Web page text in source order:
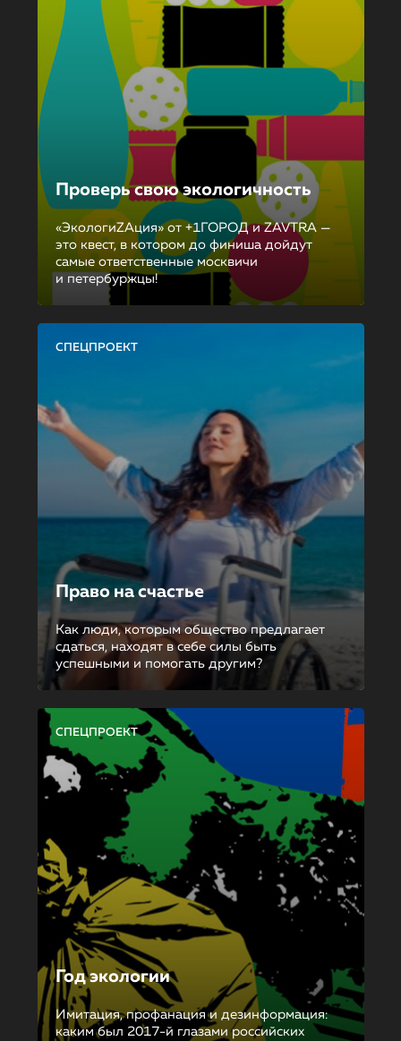
Проверь свою экологичность
«ЭкологиZAция» от +1ГОРОД и ZAVTRA —
это квест, в котором до финиша дойдут
самые ответственные москвичи
и петербуржцы!
СПЕЦПРОЕКТ
Право на счастье
Как люди, которым общество предлагает
сдаться, находят в себе силы быть
успешными и помогать другим?
СПЕЦПРОЕКТ
Год экологии
Имитация, профанация и дезинформация:
каким был 2017-й глазами российских